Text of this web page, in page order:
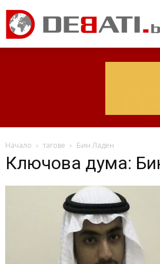
Начало тагове Бин Ладен
Ключова дума: